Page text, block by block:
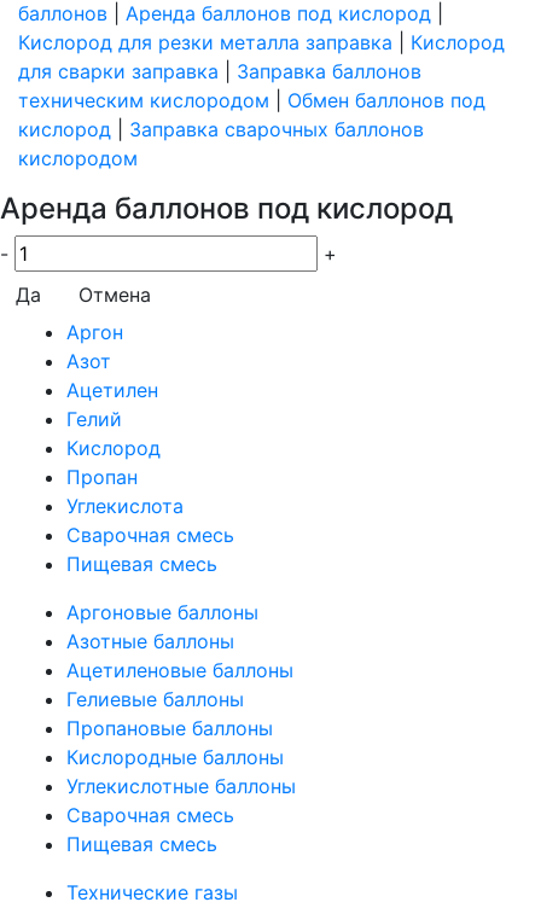
баллонов
Аренда баллонов под кислород
Кислород для резки металла заправка
Кислород
для сварки заправка
Заправка баллонов
техническим кислородом
Обмен баллонов под
кислород
Заправка сварочных баллонов
кислородом
Аренда баллонов под кислород
-
+
Да
Отмена
Аргон
Азот
Ацетилен
Гелий
Кислород
Пропан
Углекислота
Сварочная смесь
Пищевая смесь
Аргоновые баллоны
Азотные баллоны
Ацетиленовые баллоны
Гелиевые баллоны
Пропановые баллоны
Кислородные баллоны
Углекислотные баллоны
Сварочная смесь
Пищевая смесь
Технические газы